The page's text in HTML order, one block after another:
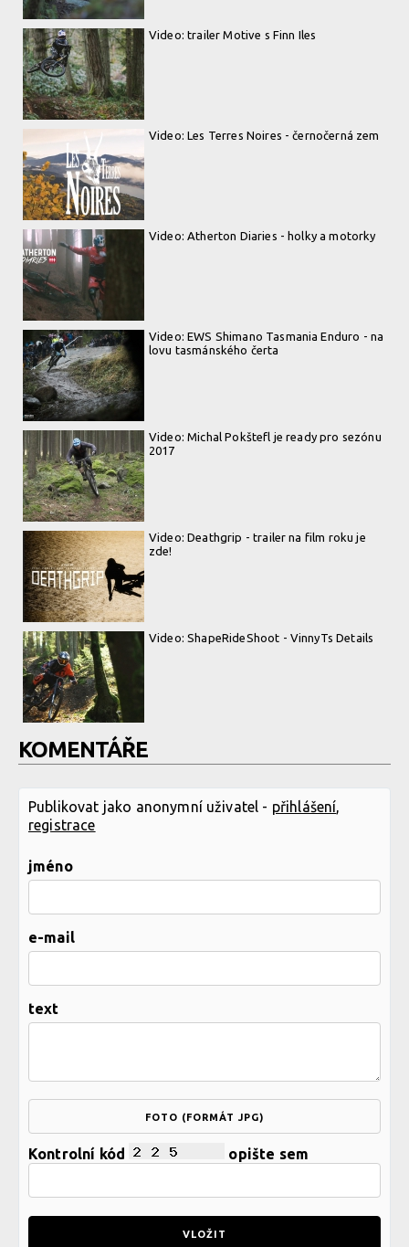
Video: trailer Motive s Finn Iles
Video: Les Terres Noires - černočerná zem
Video: Atherton Diaries - holky a motorky
Video: EWS Shimano Tasmania Enduro - na
lovu tasmánského čerta
Video: Michal Pokštefl je ready pro sezónu
2017
Video: Deathgrip - trailer na film roku je
zde!
Video: ShapeRideShoot - VinnyTs Details
KOMENTÁŘE
Publikovat jako anonymní uživatel - přihlášení
registrace
jméno
e-mail
text
FOTO (FORMÁT JPG)
Kontrolní kód opište sem